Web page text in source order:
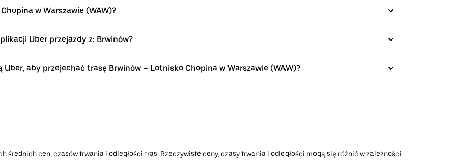
w Warszawie (WAW)?
Uber przejazdy z: Brwinów?
aby przejechać trasę Brwinów – Lotnisko Chopina w Warszawie (WAW)?
średnich cen, czasów trwania i odległości tras. Rzeczywiste ceny, czasy trwania i odległości mogą się różnić w zależności